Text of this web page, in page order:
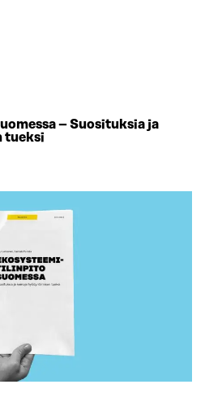
– Suosituksia ja
tueksi